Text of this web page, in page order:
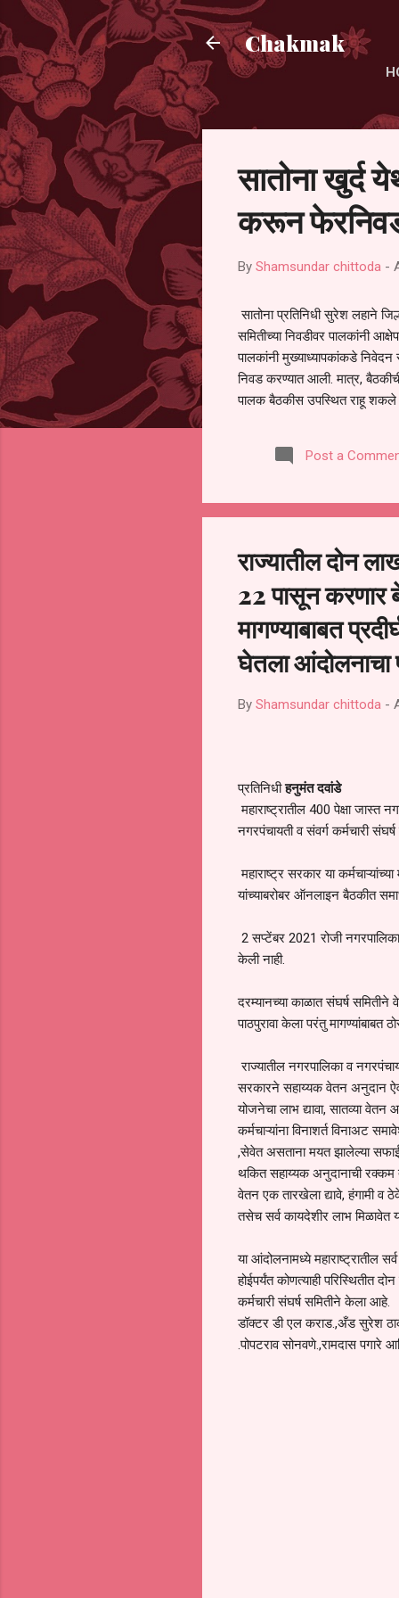
Chakmak
सातोना खुर्द
करून
By Shamsundar chittoda -
सातोना प्रतिनिधी सुरेश लहाने
समितीच्या निवडीवर पालकांनी
पालकांनी मुख्याध्यापकांकडे
निवड करण्यात आली. मात्र,
पालक बैठकीस उपस्थित राहू शकले
समितीची फेरनिवडणूक घेण्यात
जालना तसेच तालुका शिक्षण
Post a
राज्यातील दोन
22 पासून करणार
मागण्याबाबत
घेतला आंदोलनाचा
By Shamsundar chittoda -
प्रतिनिधीहनुमंत दवांडे
महाराष्ट्रातील 400 पेक्षा जास्त
नगरपंचायती व संवर्ग कर्मचारी
महाराष्ट्र सरकार या
यांच्याबरोबर ऑनलाइन बैठकीत
2 सप्टेंबर 2021 रोजी
केली नाही.
दरम्यानच्या काळात संघर्ष समितीने
पाठपुरावा केला परंतु मागण्यांबाबत
राज्यातील नगरपालिका व
सरकारने सहाय्यक वेतन अनुदान
योजनेचा लाभ द्यावा, सातव्या
कर्मचाऱ्यांना विनाशर्त विनाअट
,सेवेत असताना मयत झालेल्या सफाई
थकित सहाय्यक अनुदानाची रक्कम
वेतन एक तारखेला द्यावे, हंगामी व
तसेच सर्व कायदेशीर लाभ मिळावेत
या आंदोलनामध्ये महाराष्ट्रातील
होईपर्यंत कोणत्याही परिस्थितीत
कर्मचारी संघर्ष समितीने केला आहे.
डॉक्टर डी एल कराड.,अँड सुरेश
.पोपटराव सोनवणे.,रामदास पगारे